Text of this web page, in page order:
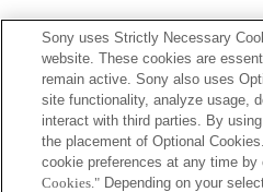
Terms of Use Contact Us
Sony uses Strictly Necessary
website. These cookies are
remain active. Sony also uses
site functionality, analyze usage,
interact with third parties. By
the placement of Optional
cookie preferences at any time by
Cookies." Depending on your